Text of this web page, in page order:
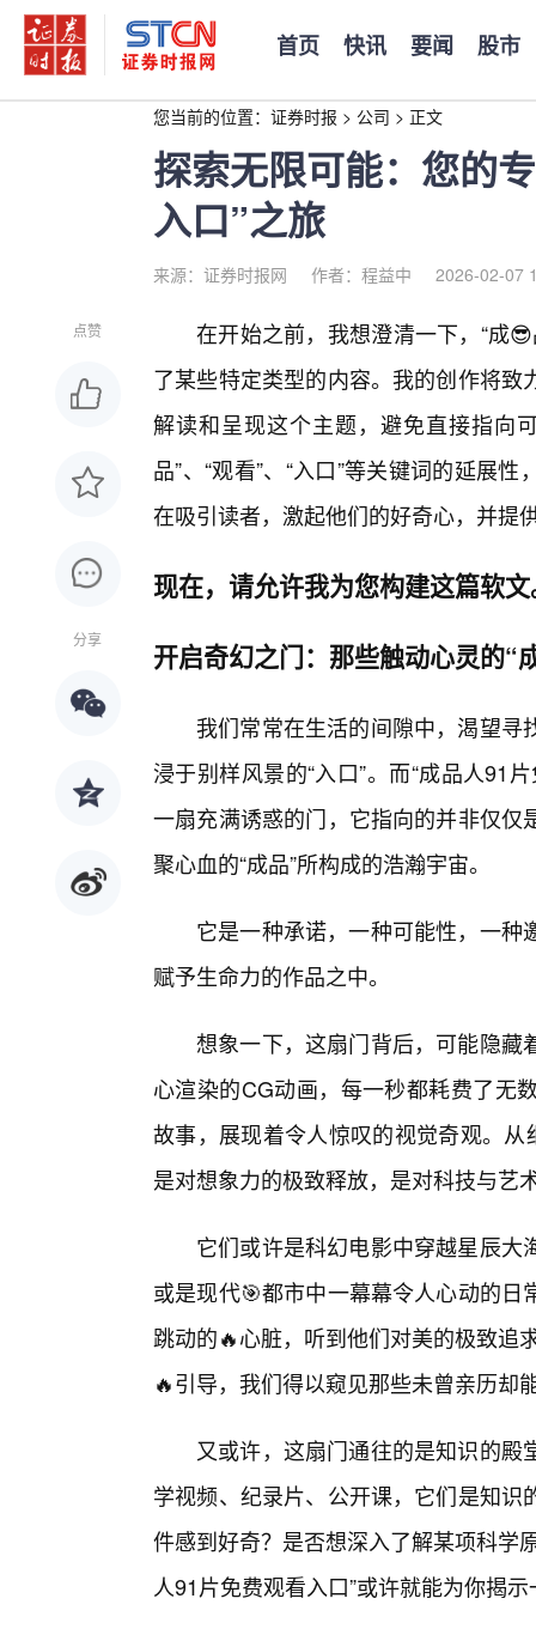
首页 快讯 要闻 股市
您当前的位置： 证券时报 > 公司 > 正文
探索无限可能：您的
入口”之旅
来源：证券时报网 作者：程益中 2026-02-07
点赞
分享
在开始之前，我想澄清一下，“成
了某些特定类型的内容。我的创作将
解读和呈现这个主题，避免直接指向
品”、“观看”、“入口”等关键词的延展
在吸引读者，激起他们的好奇心，并提
现在，请允许我为您构建这篇软
开启奇幻之门：那些触动心灵的“
我们常常在生活的间隙中，渴望
浸于别样风景的“入口”。而“成品人91
一扇充满诱惑的门，它指向的并非仅
聚心血的“成品”所构成的浩瀚宇宙。
它是一种承诺，一种可能性，一
赋予生命力的作品之中。
想象一下，这扇门背后，可能隐藏
心渲染的CG动画，每一秒都耗费了无
故事，展现着令人惊叹的视觉奇观。
是对想象力的极致释放，是对科技与艺
它们或许是科幻电影中穿越星辰
或是现代🎯都市中一幕幕令人心动的
跳动的🔥心脏，听到他们对美的极致追
🔥引导，我们得以窥见那些未曾亲历却
又或许，这扇门通往的是知识的
学视频、纪录片、公开课，它们是知
件感到好奇？是否想深入了解某项科学
人91片免费观看入口”或许就能为你揭